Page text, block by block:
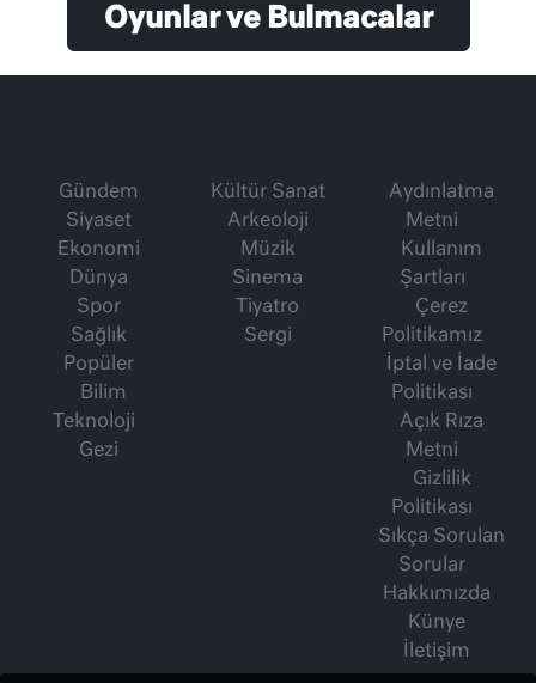
Oyunlar ve Bulmacalar
Gündem
Siyaset
Ekonomi
Dünya
Spor
Sağlık
Popüler
Bilim
Teknoloji
Gezi
Kültür Sanat
Arkeoloji
Müzik
Sinema
Tiyatro
Sergi
Aydınlatma
Metni
Kullanım
Şartları
Çerez
Politikamız
İptal ve İade
Politikası
Açık Rıza
Metni
Gizlilik
Politikası
Sıkça Sorulan
Sorular
Hakkımızda
Künye
İletişim